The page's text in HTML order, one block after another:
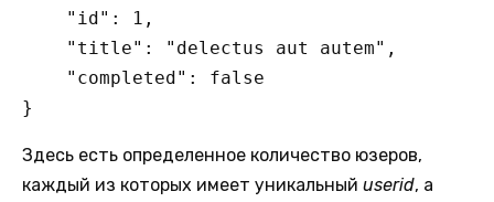
"id": 1,
"title": "delectus aut autem",
"completed": false
}
Здесь есть определенное количество юзеров,
каждый из которых имеет уникальный userid, а